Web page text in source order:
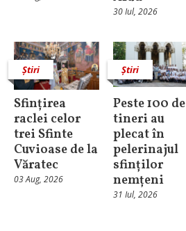
30 Iul, 2026
Știri
Sfințirea
raclei celor
trei Sfinte
Cuvioase de la
Văratec
03 Aug, 2026
Știri
Peste 100 de
tineri au
plecat în
pelerinajul
sfinților
nemțeni
31 Iul, 2026